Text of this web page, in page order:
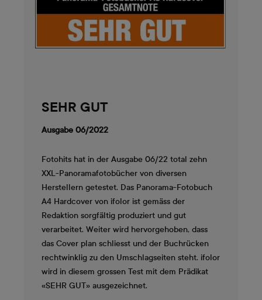
SEHR GUT
Ausgabe 06/2022
Fotohits hat in der Ausgabe 06/22 total zehn
XXL-Panoramafotobücher von diversen
Herstellern getestet. Das Panorama-Fotobuch
A4 Hardcover von ifolor ist gemäss der
Redaktion sorgfältig produziert und gut
verarbeitet. Weiter wird hervorgehoben, dass
das Cover plan schliesst und der Buchrücken
rechtwinklig zu den Umschlagseiten steht. ifolor
wird in diesem grossen Test mit dem Prädikat
«SEHR GUT» ausgezeichnet.